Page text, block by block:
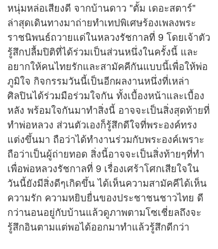
หนุ่มหล่อเสียงดี จากบ้านดาว "ตั้ม เดอะสตาร์"
ล่าสุดเดินทางมาถ่ายทำเทปพิเศษร้องเพลงพระ
ราชนิพนธ์ถวายแด่ในหลวงรัชกาลที่ 9 โดยเจ้าตัว
รู้สึกปลื้มปิติที่ได้ร่วมเป็นส่วนหนึ่งในครั้งนี้ และ
อยากให้คนไทยรักและสามัคคีกันแบบนี้เพื่อให้พ่อ
ภูมิใจ กิจกรรมวันนี้เป็นอีกผลงานหนึ่งที่เหล่า
ศิลปินได้ร่วมมือร่วมใจกัน ทั้งเบื้องหน้าและเบื้อง
หลัง พร้อมใจกันมาทำสิ่งนี้ อาจจะเป็นสิ่งสุดท้ายที่
ทำพ่อหลวง ส่วนตัวเองก็รู้สึกดีใจที่พระองค์ทรง
แต่งขึ้นมา ถือว่าได้ทำงานร่วมกับพระองค์เพราะ
ถือว่าเป็นผู้ถ่ายทอด สิ่งนี้อาจจะเป็นสิ่งท้ายๆที่ทำ
เพื่อพ่อหลวงรัชกาลที่ 9 เรื่องเศร้าโศกเสียใจใน
วันนี้ยังมีสิ่งดีๆเกิดขึ้น ได้เห็นความสามัคคีได้เห็น
ความรัก ความหยิบยื่นของประชาชนชาวไทย ดี
กว่านอนอยู่กับบ้านแล้วดูภาพตามโซเชี่ยลถึงจะ
รู้สึกอินตามแต่พอได้ออกมาทำแล้วรู้สึกดีกว่า